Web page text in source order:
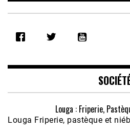
RSS FEED
EMBED
Louga : Friperie,
Louga Friperie, pastèque et